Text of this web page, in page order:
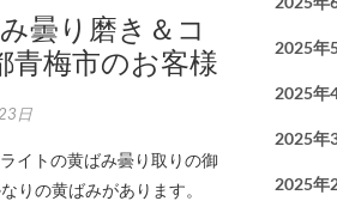
曇り磨き＆コ
梅市のお客様
日
イトの黄ばみ曇り取りの御
の黄ばみがあります。
2025年
2025年
2025年
2025年